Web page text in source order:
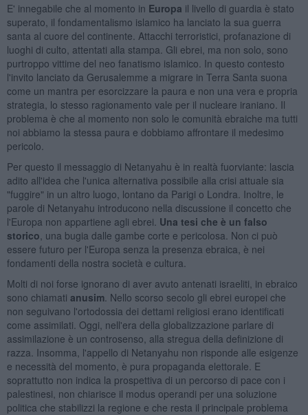
E' innegabile che al momento in Europa il livello di guardia è stato
superato, il fondamentalismo islamico ha lanciato la sua guerra
santa al cuore del continente. Attacchi terroristici, profanazione di
luoghi di culto, attentati alla stampa. Gli ebrei, ma non solo, sono
purtroppo vittime del neo fanatismo islamico. In questo contesto
l'invito lanciato da Gerusalemme a migrare in Terra Santa suona
come un mantra per esorcizzare la paura e non una vera e propria
strategia, lo stesso ragionamento vale per il nucleare iraniano. Il
problema è che al momento non solo le comunità ebraiche ma tutti
noi abbiamo la stessa paura e dobbiamo affrontare il medesimo
pericolo.
Per questo il messaggio di Netanyahu è in realtà fuorviante: lascia
adito all'idea che l'unica alternativa possibile alla crisi attuale sia
"fuggire" in un altro luogo, lontano da Parigi o Londra. Inoltre, le
parole di Netanyahu introducono nella discussione il concetto che
l'Europa non appartiene agli ebrei. Una tesi che è un falso
storico , una bugia dalle gambe corte e pericolosa. Non ci può
essere futuro per l'Europa senza la presenza ebraica, è nei
fondamenti della nostra società e cultura.
Molti di noi forse ignorano di aver avuto antenati israeliti, in ebraico
sono chiamati anusim. Nello scorso secolo gli ebrei europei che
non seguivano l'ortodossia dei dettami religiosi erano identificati
come assimilati. Oggi, nell'era della globalizzazione parlare di
assimilazione è un controsenso, alla stregua della definizione di
razza. Insomma, l'appello di Netanyahu non risponde alle esigenze
e necessità del momento, è pura propaganda elettorale. E
soprattutto non indica la prospettiva di un percorso di pace con i
palestinesi, non chiarisce il modus operandi per una soluzione
politica che stabilizzi la regione e che resta il principale problema